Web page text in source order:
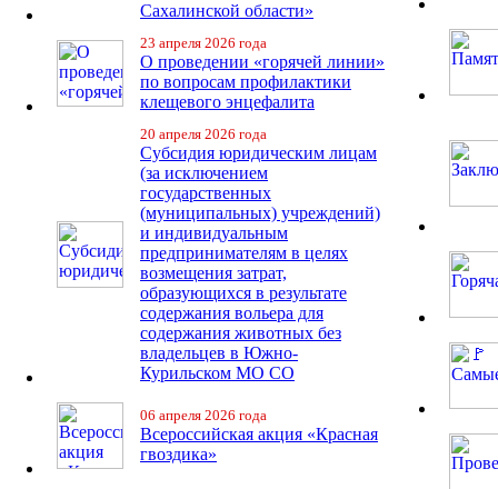
Сахалинской области»
23 апреля 2026 года
О проведении «горячей линии»
по вопросам профилактики
клещевого энцефалита
20 апреля 2026 года
Субсидия юридическим лицам
(за исключением
государственных
(муниципальных) учреждений)
и индивидуальным
предпринимателям в целях
возмещения затрат,
образующихся в результате
содержания вольера для
содержания животных без
владельцев в Южно-
Курильском МО СО
06 апреля 2026 года
Всероссийская акция «Красная
гвоздика»